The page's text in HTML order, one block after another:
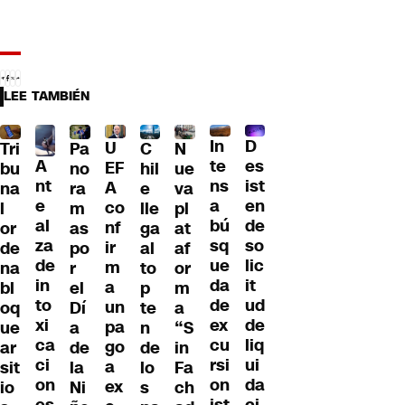
LEE TAMBIÉN
Tri
bu
na
l
or
de
na
bl
oq
ue
ar
sit
io
A
nt
e
al
za
de
in
to
xi
ca
ci
on
Pa
no
ra
m
as
po
r
el
Dí
a
de
la
Ni
U
EF
A
co
nf
ir
m
a
un
pa
go
a
ex
C
hil
e
lle
ga
al
to
p
te
n
de
lo
s
N
ue
va
pl
at
af
or
m
a
“S
in
Fa
ch
In
te
ns
a
bú
sq
ue
da
de
ex
cu
rsi
on
D
es
ist
en
de
so
lic
it
ud
de
liq
ui
da